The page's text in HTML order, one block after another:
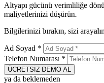
Altyapı gücünü verimliliğe
maliyetlerinizi düşürün.
Bilgilerinizi bırakın, sizi
Ad Soyad *
Telefon Numarası *
ÜCRETSİZ DEMO AL
ya da beklemeden